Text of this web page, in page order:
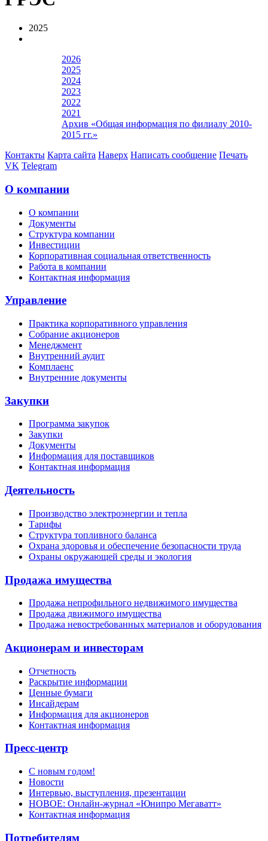
2025
2026
2025
2024
2023
2022
2021
Архив «Общая информация по филиалу 2010-
2015 гг.»
Контакты Карта сайта Наверх Написать сообщение Печать
VK Telegram
О компании
О компании
Документы
Структура компании
Инвестиции
Корпоративная социальная ответственность
Работа в компании
Контактная информация
Управление
Практика корпоративного управления
Собрание акционеров
Менеджмент
Внутренний аудит
Комплаенс
Внутренние документы
Закупки
Программа закупок
Закупки
Документы
Информация для поставщиков
Контактная информация
Деятельность
Производство электроэнергии и тепла
Тарифы
Структура топливного баланса
Охрана здоровья и обеспечение безопасности труда
Охраны окружающей среды и экология
Продажа имущества
Продажа непрофильного недвижимого имущества
Продажа движимого имущества
Продажа невостребованных материалов и оборудования
Акционерам и инвесторам
Отчетность
Раскрытие информации
Ценные бумаги
Инсайдерам
Информация для акционеров
Контактная информация
Пресс-центр
С новым годом!
Новости
Интервью, выступления, презентации
НОВОЕ: Онлайн-журнал «Юнипро Мегаватт»
Контактная информация
Потребителям